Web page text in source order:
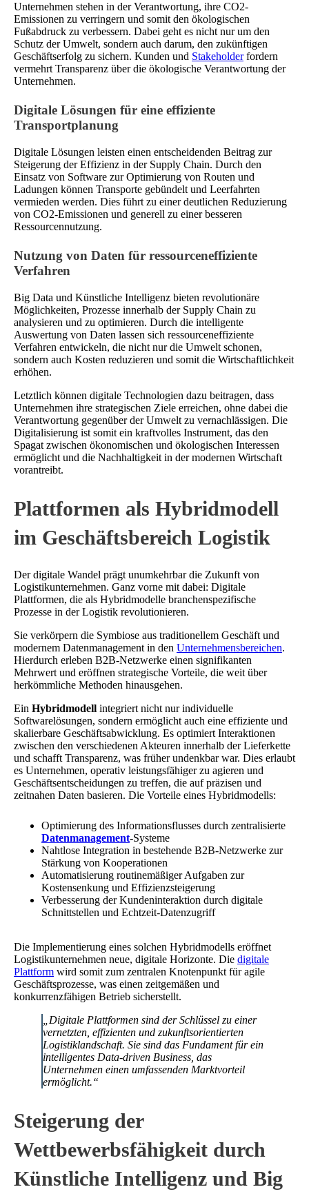
Unternehmen stehen in der Verantwortung, ihre CO2-
Emissionen zu verringern und somit den ökologischen
Fußabdruck zu verbessern. Dabei geht es nicht nur um den
Schutz der Umwelt, sondern auch darum, den zukünftigen
Geschäftserfolg zu sichern. Kunden und Stakeholderfordern
vermehrt Transparenz über die ökologische Verantwortung der
Unternehmen.
Digitale Lösungen für eine effiziente
Transportplanung
Digitale Lösungen leisten einen entscheidenden Beitrag zur
Steigerung der Effizienz in der Supply Chain. Durch den
Einsatz von Software zur Optimierung von Routen und
Ladungen können Transporte gebündelt und Leerfahrten
vermieden werden. Dies führt zu einer deutlichen Reduzierung
von CO2-Emissionen und generell zu einer besseren
Ressourcennutzung.
Nutzung von Daten für ressourceneffiziente
Verfahren
Big Data und Künstliche Intelligenz bieten revolutionäre
Möglichkeiten, Prozesse innerhalb der Supply Chain zu
analysieren und zu optimieren. Durch die intelligente
Auswertung von Daten lassen sich ressourceneffiziente
Verfahren entwickeln, die nicht nur die Umwelt schonen,
sondern auch Kosten reduzieren und somit die Wirtschaftlichkeit
erhöhen.
Letztlich können digitale Technologien dazu beitragen, dass
Unternehmen ihre strategischen Ziele erreichen, ohne dabei die
Verantwortung gegenüber der Umwelt zu vernachlässigen. Die
Digitalisierung ist somit ein kraftvolles Instrument, das den
Spagat zwischen ökonomischen und ökologischen Interessen
ermöglicht und die Nachhaltigkeit in der modernen Wirtschaft
vorantreibt.
Plattformen als Hybridmodell
im Geschäftsbereich Logistik
Der digitale Wandel prägt unumkehrbar die Zukunft von
Logistikunternehmen. Ganz vorne mit dabei: Digitale
Plattformen, die als Hybridmodelle branchenspezifische
Prozesse in der Logistik revolutionieren.
Sie verkörpern die Symbiose aus traditionellem Geschäft und
modernem Datenmanagement in den Unternehmensbereichen.
Hierdurch erleben B2B-Netzwerke einen signifikanten
Mehrwert und eröffnen strategische Vorteile, die weit über
herkömmliche Methoden hinausgehen.
Ein Hybridmodell integriert nicht nur individuelle
Softwarelösungen, sondern ermöglicht auch eine effiziente und
skalierbare Geschäftsabwicklung. Es optimiert Interaktionen
zwischen den verschiedenen Akteuren innerhalb der Lieferkette
und schafft Transparenz, was früher undenkbar war. Dies erlaubt
es Unternehmen, operativ leistungsfähiger zu agieren und
Geschäftsentscheidungen zu treffen, die auf präzisen und
zeitnahen Daten basieren. Die Vorteile eines Hybridmodells:
Optimierung des Informationsflusses durch zentralisierte
Datenmanagement-Systeme
Nahtlose Integration in bestehende B2B-Netzwerke zur
Stärkung von Kooperationen
Automatisierung routinemäßiger Aufgaben zur
Kostensenkung und Effizienzsteigerung
Verbesserung der Kundeninteraktion durch digitale
Schnittstellen und Echtzeit-Datenzugriff
Die Implementierung eines solchen Hybridmodells eröffnet
Logistikunternehmen neue, digitale Horizonte. Die digitale
Plattform wird somit zum zentralen Knotenpunkt für agile
Geschäftsprozesse, was einen zeitgemäßen und
konkurrenzfähigen Betrieb sicherstellt.
„Digitale Plattformen sind der Schlüssel zu einer
vernetzten, effizienten und zukunftsorientierten
Logistiklandschaft. Sie sind das Fundament für ein
intelligentes Data-driven Business, das
Unternehmen einen umfassenden Marktvorteil
ermöglicht.“
Steigerung der
Wettbewerbsfähigkeit durch
Künstliche Intelligenz und Big